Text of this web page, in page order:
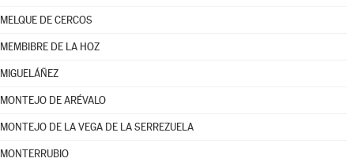
MELQUE DE CERCOS
MEMBIBRE DE LA HOZ
MIGUELÁÑEZ
MONTEJO DE ARÉVALO
MONTEJO DE LA VEGA DE LA SERREZUELA
MONTERRUBIO